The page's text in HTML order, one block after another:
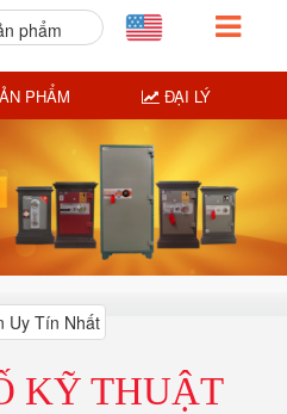
KỸ THUẬT
phẩm
PHẨM ĐẠI LÝ